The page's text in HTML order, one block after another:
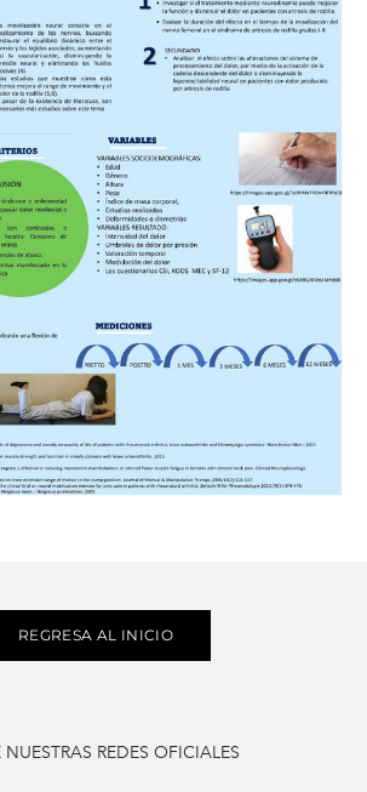
REGRESA AL INICIO
NUESTRAS REDES OFICIALES